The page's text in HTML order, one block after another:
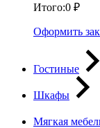
Итого:0 ₽
Оформить
Гостиные
Шкафы
Мягкая